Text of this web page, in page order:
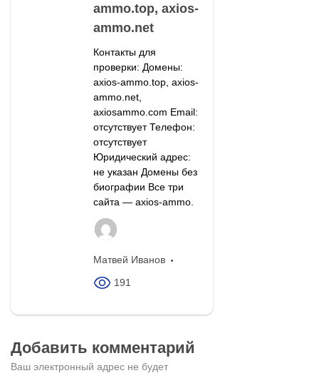
ammo.top, axios-
ammo.net
Контакты для
проверки: Домены:
axios-ammo.top, axios-
ammo.net,
axiosammo.com Email:
отсутствует Телефон:
отсутствует
Юридический адрес:
не указан Домены без
биографии Все три
сайта — axios-ammo.
Матвей Иванов
191
Добавить комментарий
Ваш электронный адрес не будет